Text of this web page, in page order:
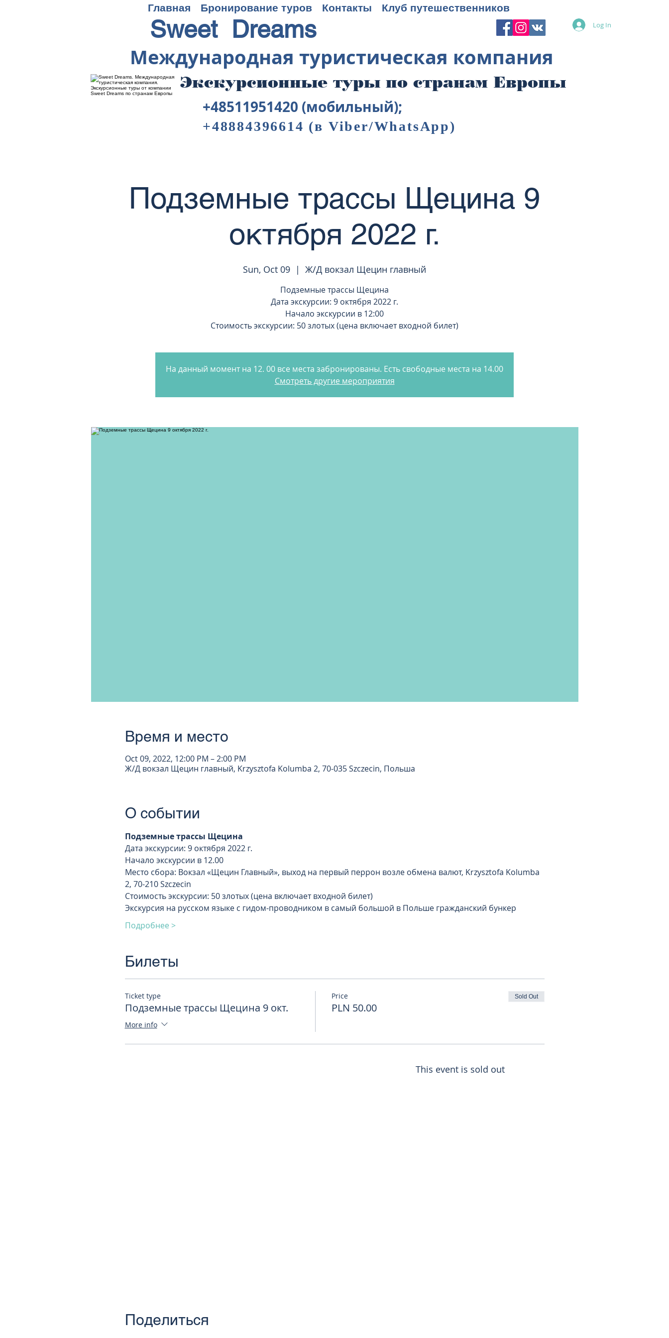
Главная Бронирование туров Контакты Клуб путешественников
Sweet Dreams Log In
Международная туристическая компания
+48511951420 (мобильный);
+48884396614 (в Viber/WhatsApp)
Экскурсионные туры по странам Европы
Подземные трассы Щецина 9
октября 2022 г.
Sun, Oct 09
  |
Ж/Д вокзал Щецин главный
Подземные трассы Щецина
Дата экскурсии: 9 октября 2022 г.
Начало экскурсии в 12:00
Стоимость экскурсии: 50 злотых (цена включает входной билет)
На данный момент на 12. 00 все места забронированы. Есть свободные места на 14.00
Смотреть другие мероприятия
Время и место
Oct 09, 2022, 12:00 PM – 2:00 PM
Ж/Д вокзал Щецин главный, Krzysztofa Kolumba 2, 70-035 Szczecin, Польша
О событии
Подземные трассы Щецина
Дата экскурсии: 9 октября 2022 г.
Начало экскурсии в 12.00
Место сбора: Вокзал «Щецин Главный», выход на первый перрон возле обмена валют, Krzysztofa Kolumba
2, 70-210 Szczecin
Стоимость экскурсии: 50 злотых (цена включает входной билет)
Экскурсия на русском языке с гидом-проводником в самый большой в Польше гражданский бункер
Подробнее >
Билеты
Ticket type
Подземные трассы Щецина 9 окт.
More info
Price
PLN 50.00
Sold Out
This event is sold out
Поделиться